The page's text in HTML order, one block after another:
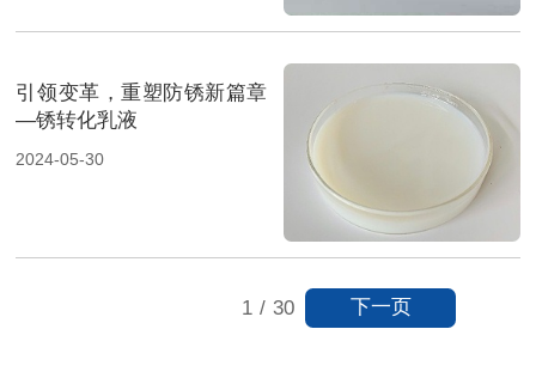
引领变革，重塑防锈新篇章
—锈转化乳液
2024-05-30
1 / 30 下一页